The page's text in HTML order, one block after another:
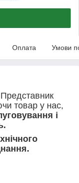
Оплата Умови
товар у нас,
і